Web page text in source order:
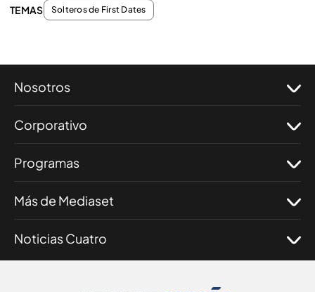
TEMAS Solteros de First Dates
Nosotros
Corporativo
Programas
Más de Mediaset
Noticias Cuatro